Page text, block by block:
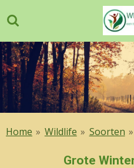
direct
naar
de
hoofdinhoud
Home » Wildlife » Soorten »
Grote